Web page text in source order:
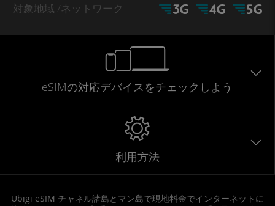
対象地域 /ネットワーク
eSIMの対応デバイスをチェックしよう
利用方法
Ubigi eSIM チャネル諸島とマン島で現地料金でインターネットに